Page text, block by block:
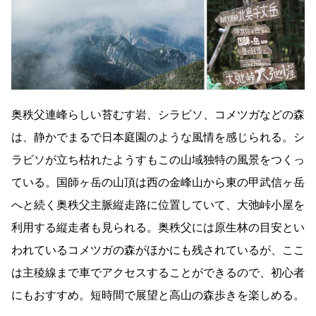
奥秩父連峰らしい苔むす岩、シラビソ、コメツガなどの森
は、静かでまるで日本庭園のような風情を感じられる。シ
ラビソが立ち枯れたようすもこの山域独特の風景をつくっ
ている。国師ヶ岳の山頂は西の金峰山から東の甲武信ヶ岳
へと続く奥秩父主脈縦走路に位置していて、大弛峠小屋を
利用する縦走者も見られる。奥秩父には原生林の目安とい
われているコメツガの森がほかにも残されているが、ここ
は主稜線まで車でアクセスすることができるので、初心者
にもおすすめ。短時間で展望と高山の森歩きを楽しめる。